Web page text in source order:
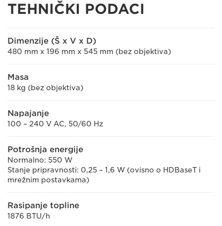
TEHNIČKI PODACI
Dimenzije (Š x V x D)
480 mm x 196 mm x 545 mm (bez objektiva)
Masa
18 kg (bez objektiva)
Napajanje
100 – 240 V AC, 50/60 Hz
Potrošnja energije
Normalno: 550 W
Stanje pripravnosti: 0,25 – 1,6 W (ovisno o HDBaseT i
mrežnim postavkama)
Rasipanje topline
1876 BTU/h